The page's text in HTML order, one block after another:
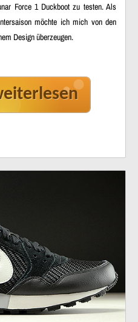
Force 1 Duckboot zu testen. Als
möchte ich mich von den
Design überzeugen.